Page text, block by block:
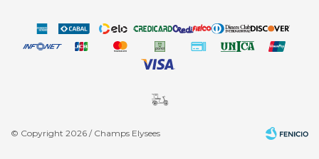
© Copyright 2026 / Champs Elysees